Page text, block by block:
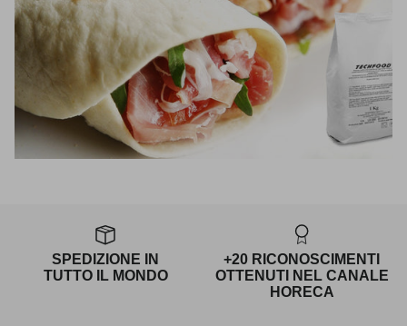
SPEDIZIONE IN
TUTTO IL MONDO
+20 RICONOSCIMENTI
OTTENUTI NEL CANALE
HORECA